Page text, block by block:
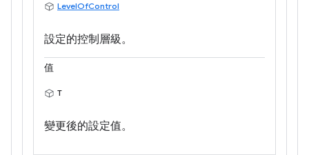
LevelOfControl
設定的控制層級。
值
T
變更後的設定值。